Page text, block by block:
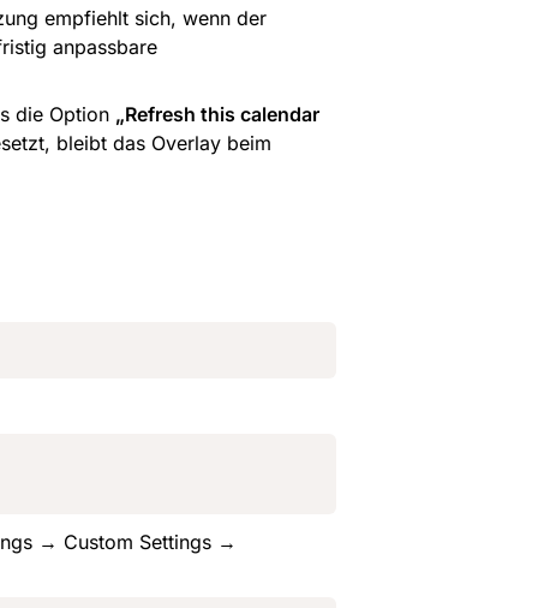
empfiehlt sich, wenn der
anpassbare
die Option „Refresh this calendar
bleibt das Overlay beim
→ Custom Settings →